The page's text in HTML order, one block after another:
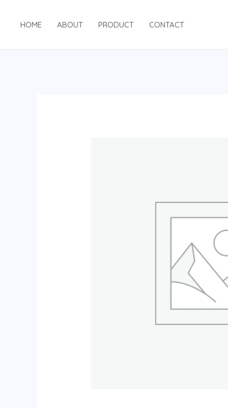
HOME ABOUT PRODUCT CONTACT